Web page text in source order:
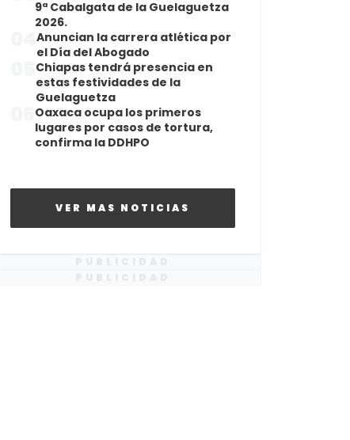
9ª Cabalgata de la Guelaguetza
2026.
Anuncian la carrera atlética por
el Día del Abogado
Chiapas tendrá presencia en
estas festividades de la
Guelaguetza
Oaxaca ocupa los primeros
lugares por casos de tortura,
confirma la DDHPO
VER MAS NOTICIAS